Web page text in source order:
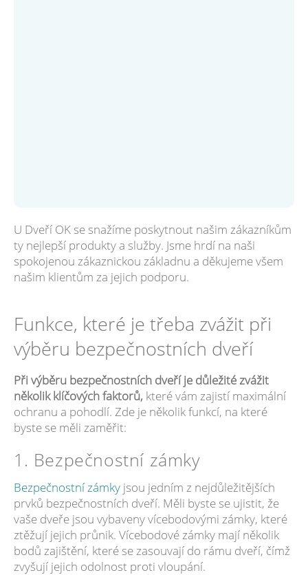
U Dveří OK se snažíme poskytnout našim zákazníkům
ty nejlepší produkty a služby. Jsme hrdí na naši
spokojenou zákaznickou základnu a děkujeme všem
našim klientům za jejich podporu.
Funkce, které je třeba zvážit při
výběru bezpečnostních dveří
Při výběru bezpečnostních dveří je důležité zvážit
několik klíčových faktorů, které vám zajistí maximální
ochranu a pohodlí. Zde je několik funkcí, na které
byste se měli zaměřit:
1. Bezpečnostní zámky
Bezpečnostní zámky jsou jedním z nejdůležitějších
prvků bezpečnostních dveří. Měli byste se ujistit, že
vaše dveře jsou vybaveny vícebodovými zámky, které
ztěžují jejich průnik. Vícebodové zámky mají několik
bodů zajištění, které se zasouvají do rámu dveří, čímž
zvyšují jejich odolnost proti vloupání.